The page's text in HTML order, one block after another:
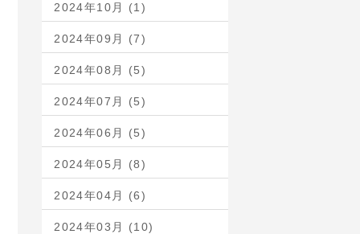
2024年10月 (1)
2024年09月 (7)
2024年08月 (5)
2024年07月 (5)
2024年06月 (5)
2024年05月 (8)
2024年04月 (6)
2024年03月 (10)